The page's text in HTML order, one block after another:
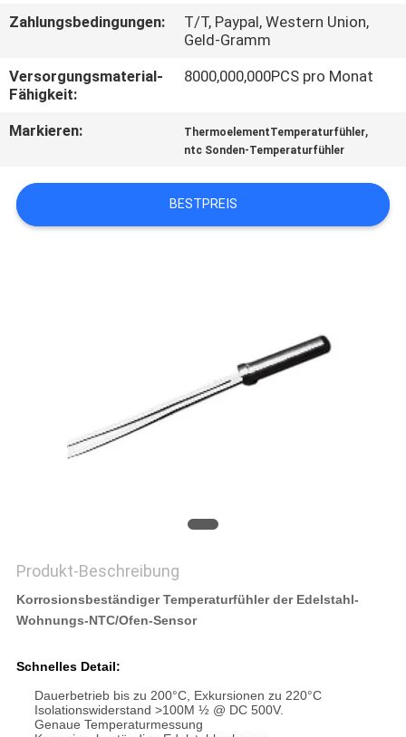
SIE
MIT
UNS
IN
NACHRICHTEN
PRIVACY
Zahlungsbedingungen:
T/T, Paypal, Western Union,
Geld-Gramm
Versorgungsmaterial-
Fähigkeit:
8000,000,000PCS pro Monat
Markieren: ThermoelementTemperaturfühler,
ntc Sonden-Temperaturfühler
BESTPREIS
Produkt-Beschreibung
Korrosionsbeständiger Temperaturfühler der Edelstahl-
Wohnungs-NTC/Ofen-Sensor
Schnelles Detail:
Dauerbetrieb bis zu 200°C, Exkursionen zu 220°C
Isolationswiderstand >100M ½ @ DC 500V.
Genaue Temperaturmessung